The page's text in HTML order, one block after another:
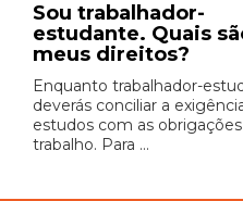
Sou trabalhador-
estudante. Quais
meus direitos?
Enquanto trabalhador-
deverás conciliar a
estudos com as
trabalho. Para ...